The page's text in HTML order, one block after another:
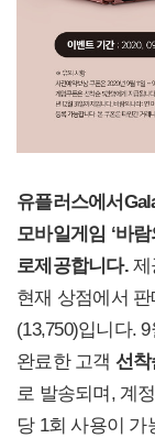
유플러스에서
모바일게임 ‘바
로제공합니다.제
현재 상점에서
(13,750)입니다.
완료한 고객 선착
로 발송되며, 계정
당 1회 사용이 가